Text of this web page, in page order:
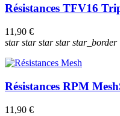
Résistances TFV16
11,90 €
starstarstarstarstar_border
Résistances RPM Mesh
11,90 €